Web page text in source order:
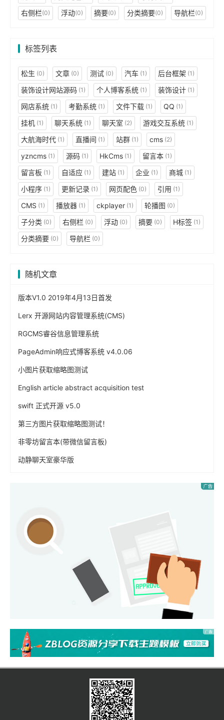
右侧栏(0) 浮动(0) 摘要(0) 分类摘要(0) 导航栏(0)
标签列表
松生 (0) 文章 (0) 测试 (0) 汽车 (1) 后台框架 (1)
装饰设计网站源码 (1) 个人博客系统 (1) 装饰设计 (1)
网店系统 (1) 考勤系统 (1) 文件下载 (1) QQ (1)
挂机 (1) 聊天系统 (1) 聊天室 (2) 游戏交互系统 (1)
大航海时代 (1) 直播间 (1) 站群 (1) cms (2)
yzncms (1) 源码 (1) HkCms (1) 留言本 (1)
留言板 (1) 自适应 (1) 建站 (1) 企业 (1) 商城 (1)
小程序 (1) 更新记录 (1) 网页配色 (0) 引用 (1)
CMS (1) 播放器 (1) ckplayer (1) 轮播图 (0)
子分类 (0) 右侧栏 (0) 浮动 (0) 摘要 (0) H标签 (1)
分类摘要 (0) 导航栏 (0)
随机文章
版本V1.0 2019年4月13日首发
Lerx 开源网站内容管理系统(CMS)
RGCMS睿谷信息管理系统
PageAdmin响应式博客系统 v4.0.06
小图片获取缩略图测试
English article abstract acquisition test
swift 正式开源 v5.0
第三方图片获取缩略图测试！
非零坊留言本(带微信留言板)
动静聊天室豪华版